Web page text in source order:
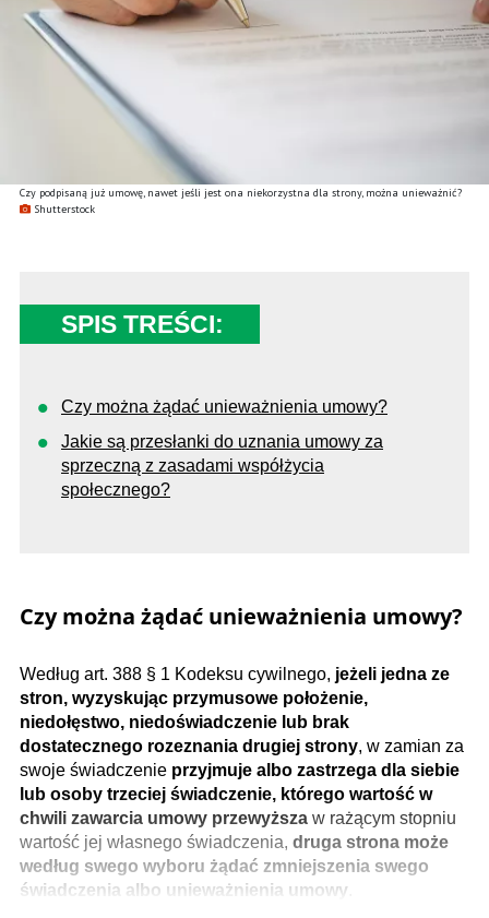
Czy podpisaną już umowę, nawet jeśli jest ona niekorzystna dla strony, można unieważnić?
Shutterstock
SPIS TREŚCI:
Czy można żądać unieważnienia umowy?
Jakie są przesłanki do uznania umowy za
sprzeczną z zasadami współżycia
społecznego?
Czy można żądać unieważnienia umowy?
Według art. 388 § 1 Kodeksu cywilnego, jeżeli jedna ze
stron, wyzyskując przymusowe położenie,
niedołęstwo, niedoświadczenie lub brak
dostatecznego rozeznania drugiej strony, w zamian za
swoje świadczenie przyjmuje albo zastrzega dla siebie
lub osoby trzeciej świadczenie, którego wartość w
chwili zawarcia umowy przewyższa w rażącym stopniu
wartość jej własnego świadczenia, druga strona może
według swego wyboru żądać zmniejszenia swego
świadczenia albo unieważnienia umowy